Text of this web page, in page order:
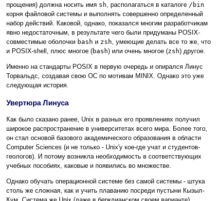
прощения) должна носить имя sh, располагаться в каталоге /bin
корня файловой системы и выполнять совершенно определенный
набор действий. Каковой, однако, показался многим разработчикам
явно недостаточным, в результате чего были придуманы POSIX-
совместимые оболочки bash и zsh, умеющие делать все то же, что
и POSIX-shell, плюс многое (bash) или очень многое (zsh) другое.
Именно на стандарты POSIX в первую очередь и опирался Линус
Торвальдс, создавая свою ОС по мотивам MINIX. Однако это уже
следующая история.
Увертюра Линуса
Как было сказано ранее, Unix в разных его проявлениях получил
широкое распространение в университетах всего мира. Более того,
он стал основой базового академического образования в области
Computer Sciences (и не только - Unix'у кое-где учат и студентов-
геологов). И потому возникла необходимость в соответствующих
учебных пособиях, каковые и появились во множестве.
Однако обучать операционной системе без самой системы - штука
столь же сложная, как и учить плаванию посреди пустыни Кызыл-